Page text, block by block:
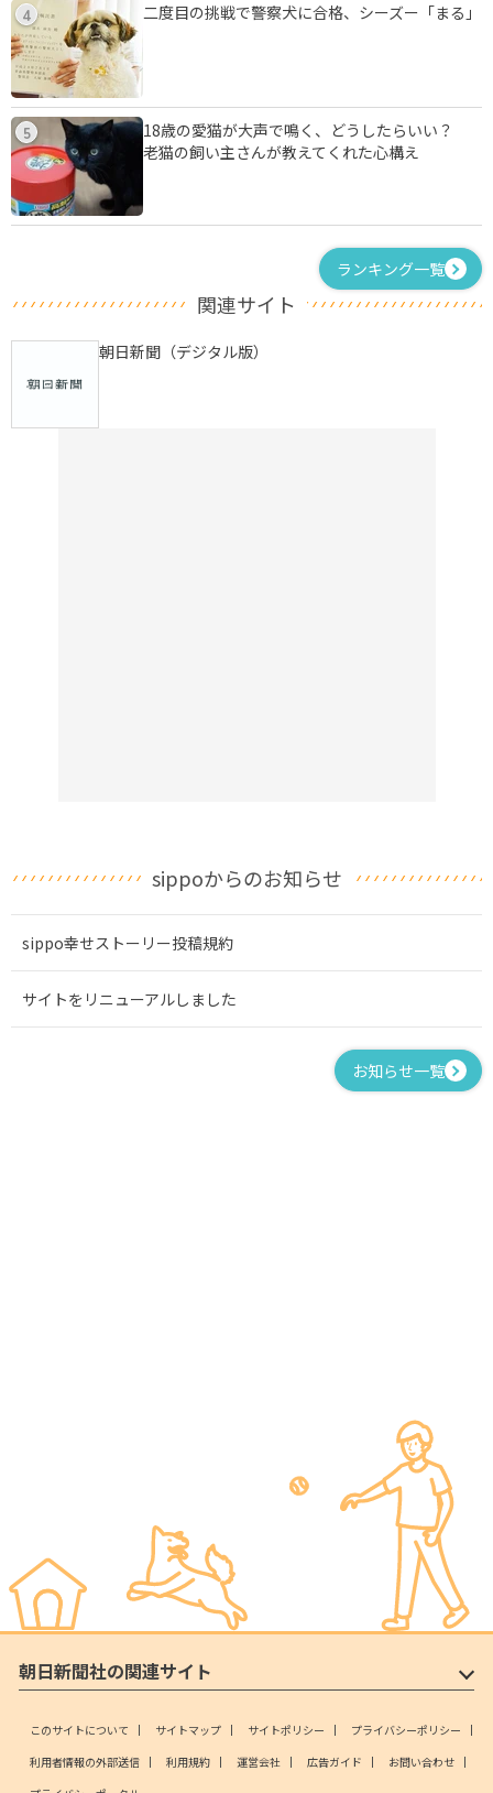
4 二度目の挑戦で警察犬に合格、シーズー「まる」
5
18歳の愛猫が大声で鳴く、どうしたらいい？
老猫の飼い主さんが教えてくれた心構え
ランキング一覧
関連サイト
朝日新聞（デジタル版）
sippoからのお知らせ
sippo幸せストーリー投稿規約
サイトをリニューアルしました
お知らせ一覧
朝日新聞社の関連サイト
このサイトについて サイトマップ サイトポリシー
プライバシーポリシー
利用者情報の外部送信
利用規約 運営会社 広告ガイド
お問い合わせ